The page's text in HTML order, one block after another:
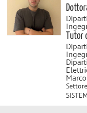
Tutor